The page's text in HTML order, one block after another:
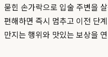
묻힌 손가락으로 입술 주변을
편해하면 즉시 멈추고 이전 단
만지는 행위와 맛있는 보상을